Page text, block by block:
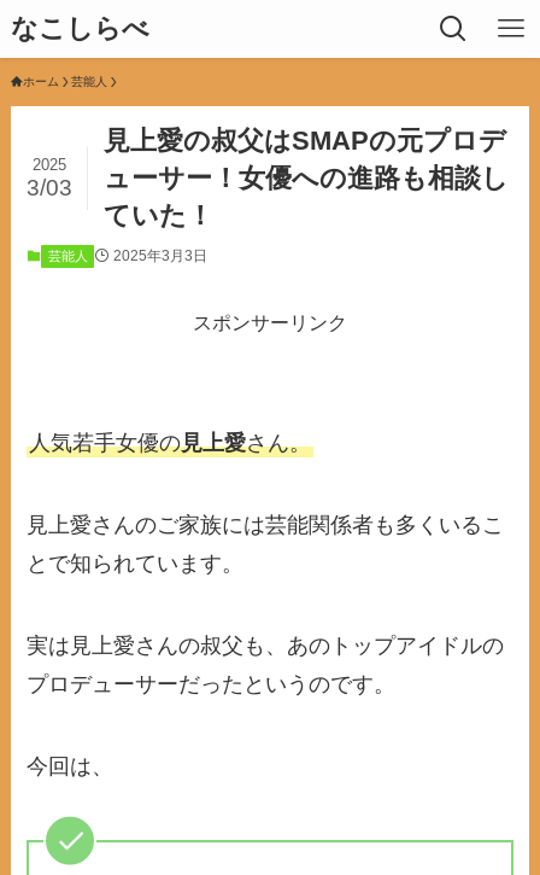
なこしらべ
ホーム 芸能人
見上愛の叔父はSMAPの元プロデ
ューサー！女優への進路も相談し
ていた！
2025
3/03
芸能人 2025年3月3日
スポンサーリンク
人気若手女優の見上愛さん。
見上愛さんのご家族には芸能関係者も多くいるこ
とで知られています。
実は見上愛さんの叔父も、あのトップアイドルの
プロデューサーだったというのです。
今回は、